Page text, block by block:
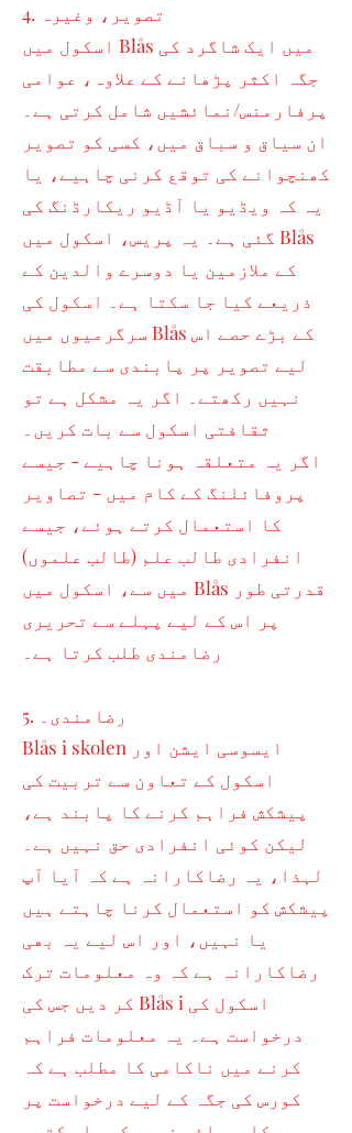
4. تصویر، وغیرہ
اسکول میں Blås میں ایک شاگرد کی
جگہ اکثر پڑھانے کے علاوہ، عوامی
پرفارمنس/نمائشیں شامل کرتی ہے۔
ان سیاق و سباق میں، کسی کو تصویر
کھنچوانے کی توقع کرنی چاہیے، یا
یہ کہ ویڈیو یا آڈیو ریکارڈنگ کی
گئی ہے۔ یہ پریس، اسکول میں Blås
کے ملازمین یا دوسرے والدین کے
ذریعے کیا جا سکتا ہے۔ اسکول کی
سرگرمیوں میں Blås کے بڑے حصے اس
لیے تصویر پر پابندی سے مطابقت
نہیں رکھتے۔ اگر یہ مشکل ہے تو
ثقافتی اسکول سے بات کریں۔
اگر یہ متعلقہ ہونا چاہیے - جیسے
پروفائلنگ کے کام میں - تصاویر
کا استعمال کرتے ہوئے، جیسے
انفرادی طالب علم (طالب علموں)
میں سے، اسکول میں Blås قدرتی طور
پر اس کے لیے پہلے سے تحریری
رضامندی طلب کرتا ہے۔
5. رضامندی۔
Blås i skolen ایسوسی ایشن اور
اسکول کے تعاون سے تربیت کی
پیشکش فراہم کرنے کا پابند ہے،
لیکن کوئی انفرادی حق نہیں ہے۔
لہذا، یہ رضاکارانہ ہے کہ آیا آپ
پیشکش کو استعمال کرنا چاہتے ہیں
یا نہیں، اور اس لیے یہ بھی
رضاکارانہ ہے کہ وہ معلومات ترک
کر دیں جس کی Blås i اسکول کی
درخواست ہے۔ یہ معلومات فراہم
کرنے میں ناکامی کا مطلب ہے کہ
کورس کی جگہ کے لیے درخواست پر